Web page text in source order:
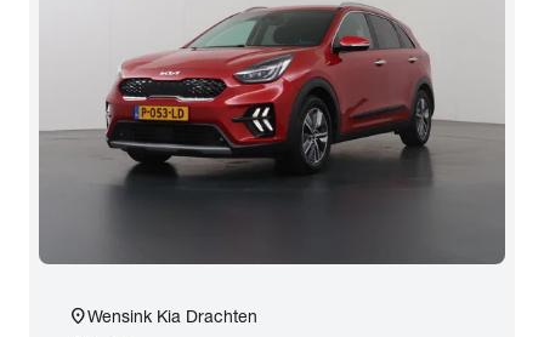
location_onWensink Kia Drachten